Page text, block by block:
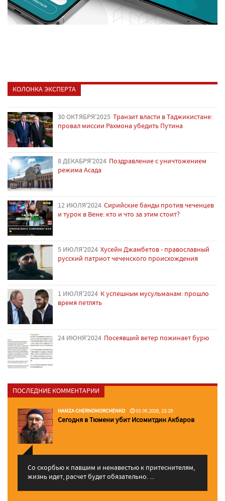
КОЛОНКА ЭКСПЕРТА
30 ОКТЯБРЯ'2025 Транзит власти в Таджикистане:
провал миссии Рахмона убедить Путина
8 ДЕКАБРЯ'2024 Поздравление с уничтожением
режима Асада
12 ИЮЛЯ'2024 Сирийские банды против чеченцев
и турок в Вене: кто и что за этим стоит?
5 ИЮЛЯ'2024 Хусейн Джамбетов - православный
русский патриот чеченского происхождения
1 ИЮЛЯ'2024 К успешным мусульманам: прошло
время петлять
24 ИЮНЯ'2024 Посеявший ветер пожинает бурю
ПОСЛЕДНИЕ КОММЕНТАРИИ
HAMZA CHERNOMORCHENKO 03.06.2026, 23:29
Сегодня в Тюмени убит Исомитдин Акбаров
Со скорбью к павшим и ненавестью к притеснителям,
жизнь идет, расчет будет обязательно. ...